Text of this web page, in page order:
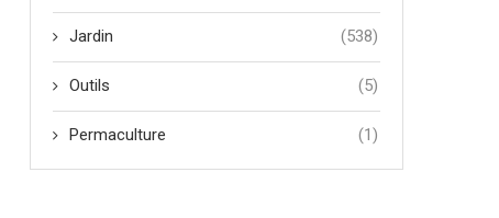
Jardin (538)
Outils (5)
Permaculture (1)